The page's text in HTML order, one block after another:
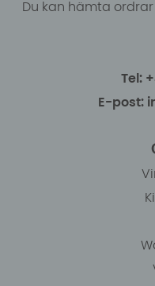
Du kan hämta
Tel:
E-post: